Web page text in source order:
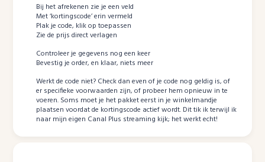
Bij het afrekenen zie je een veld
Met ‘kortingscode’ erin vermeld
Plak je code, klik op toepassen
Zie de prijs direct verlagen
Controleer je gegevens nog een keer
Bevestig je order, en klaar, niets meer
Werkt de code niet? Check dan even of je code nog geldig is, of
er specifieke voorwaarden zijn, of probeer hem opnieuw in te
voeren. Soms moet je het pakket eerst in je winkelmandje
plaatsen voordat de kortingscode actief wordt. Dit tik ik terwijl ik
naar mijn eigen Canal Plus streaming kijk; het werkt echt!